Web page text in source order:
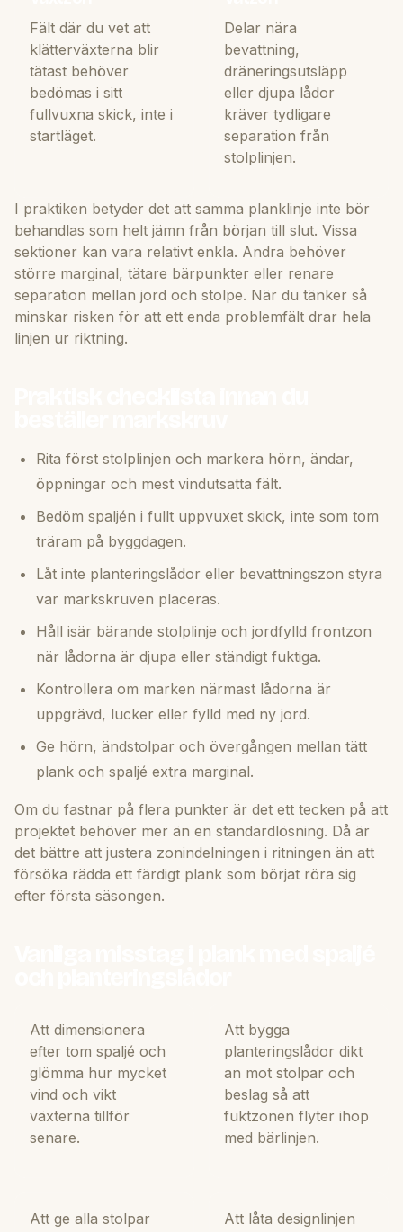
Fält där du vet att
klätterväxterna blir
tätast behöver
bedömas i sitt
fullvuxna skick, inte i
startläget.
Delar nära
bevattning,
dräneringsutsläpp
eller djupa lådor
kräver tydligare
separation från
stolplinjen.
I praktiken betyder det att samma planklinje inte bör
behandlas som helt jämn från början till slut. Vissa
sektioner kan vara relativt enkla. Andra behöver
större marginal, tätare bärpunkter eller renare
separation mellan jord och stolpe. När du tänker så
minskar risken för att ett enda problemfält drar hela
linjen ur riktning.
Rita först stolplinjen och markera hörn, ändar,
öppningar och mest vindutsatta fält.
Bedöm spaljén i fullt uppvuxet skick, inte som tom
träram på byggdagen.
Låt inte planteringslådor eller bevattningszon styra
var markskruven placeras.
Håll isär bärande stolplinje och jordfylld frontzon
när lådorna är djupa eller ständigt fuktiga.
Kontrollera om marken närmast lådorna är
uppgrävd, lucker eller fylld med ny jord.
Ge hörn, ändstolpar och övergången mellan tätt
plank och spaljé extra marginal.
Om du fastnar på flera punkter är det ett tecken på att
projektet behöver mer än en standardlösning. Då är
det bättre att justera zonindelningen i ritningen än att
försöka rädda ett färdigt plank som börjat röra sig
efter första säsongen.
Att dimensionera
efter tom spaljé och
glömma hur mycket
vind och vikt
växterna tillför
senare.
Att bygga
planteringslådor dikt
an mot stolpar och
beslag så att
fuktzonen flyter ihop
med bärlinjen.
Att ge alla stolpar
Att låta designlinjen